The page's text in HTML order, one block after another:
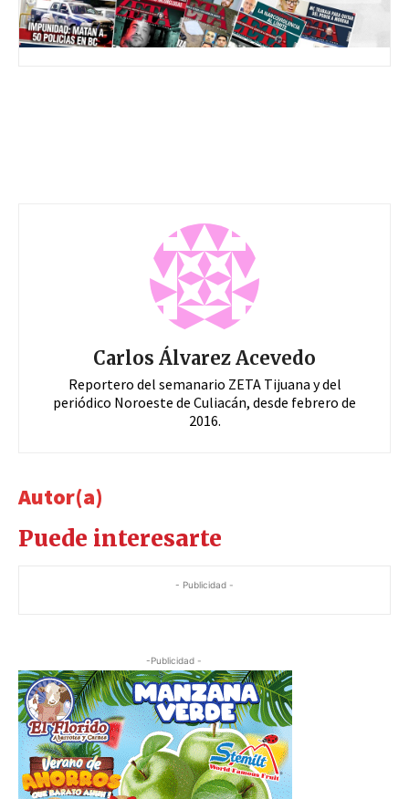
Carlos Álvarez Acevedo
Reportero del semanario ZETA Tijuana y del
periódico Noroeste de Culiacán, desde febrero de
2016.
Autor(a)
Puede interesarte
- Publicidad -
-Publicidad -